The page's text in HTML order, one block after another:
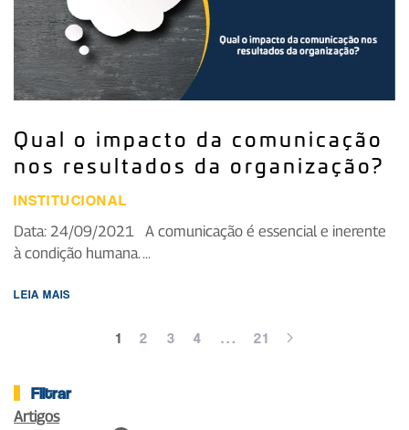
Qual o impacto da comunicação
nos resultados da organização?
INSTITUCIONAL
Data: 24/09/2021 A comunicação é essencial e inerente
à condição humana. ...
LEIA MAIS
1 2 3 4 … 21
Filtrar
Artigos